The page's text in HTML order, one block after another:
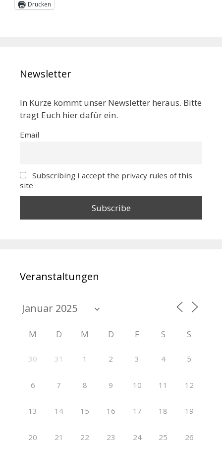
Drucken
Newsletter
In Kürze kommt unser Newsletter heraus. Bitte
tragt Euch hier dafür ein.
Email
Subscribing I accept the privacy rules of this
site
Veranstaltungen
M D M D F S S
30 31 1 2 3 4 5
6 7 8 9 10 11 12
13 14 15 16 17 18 19
20 21 22 23 24 25 26